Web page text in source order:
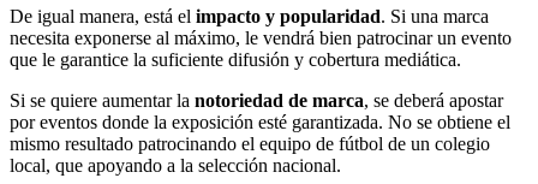
De igual manera, está el impacto y popularidad. Si una marca
necesita exponerse al máximo, le vendrá bien patrocinar un evento
que le garantice la suficiente difusión y cobertura mediática.
Si se quiere aumentar la notoriedad de marca, se deberá apostar
por eventos donde la exposición esté garantizada. No se obtiene el
mismo resultado patrocinando el equipo de fútbol de un colegio
local, que apoyando a la selección nacional.